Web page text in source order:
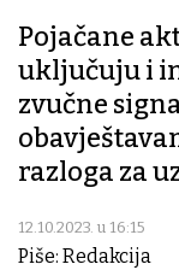
Pojačane
uključuju i
zvučne
razloga za
12.10.2023. u 16:15
Piše: Redakcija